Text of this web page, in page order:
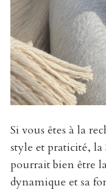
Si vous êtes à la
style et praticité,
pourrait bien être
dynamique et sa